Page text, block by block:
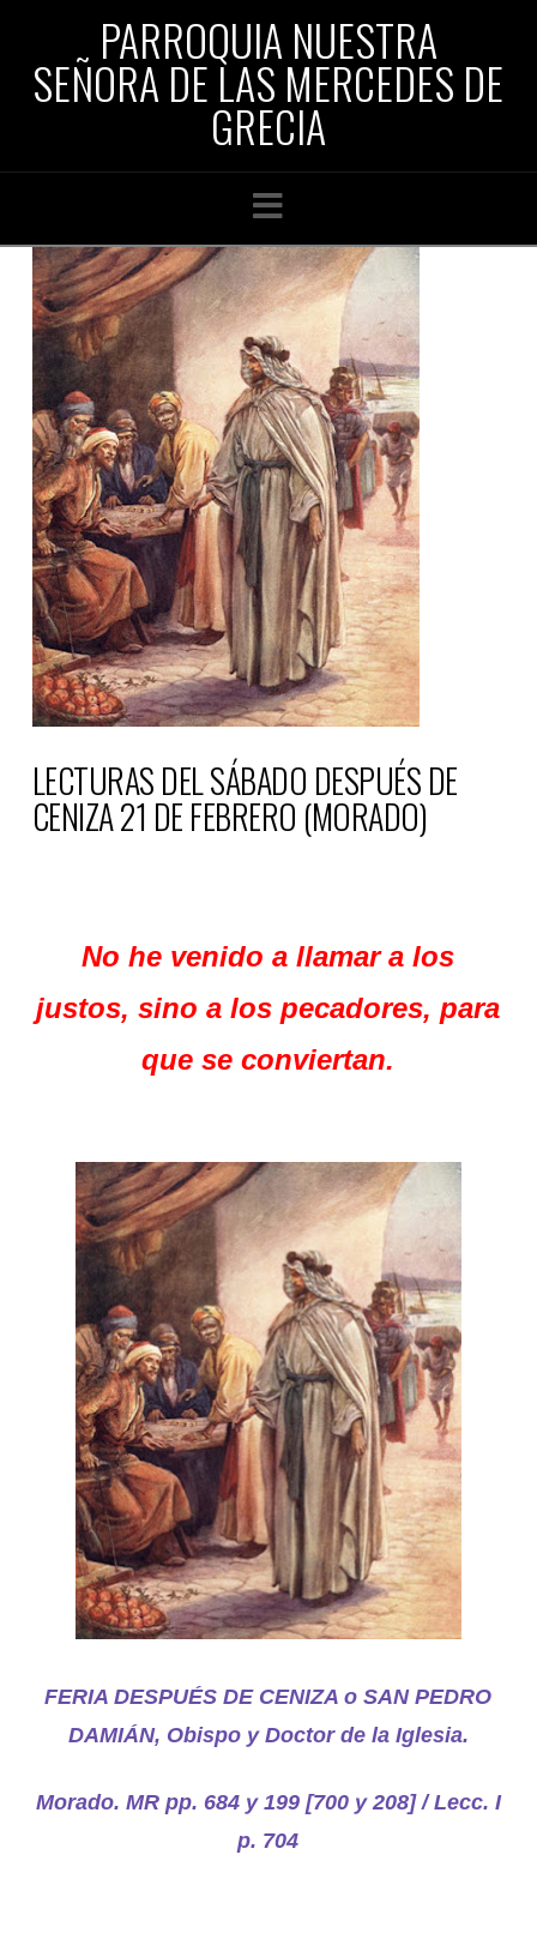
PARROQUIA NUESTRA
SEÑORA DE LAS MERCEDES DE
GRECIA
Navigation
LECTURAS DEL SÁBADO DESPUÉS DE
CENIZA 21 DE FEBRERO (MORADO)
No he venido a llamar a los
justos, sino a los pecadores, para
que se conviertan.
FERIA DESPUÉS DE CENIZA o SAN PEDRO
DAMIÁN, Obispo y Doctor de la Iglesia.
Morado. MR pp. 684 y 199 [700 y 208] / Lecc. I
p. 704